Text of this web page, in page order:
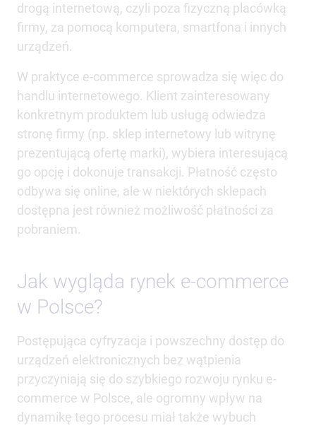
drogą internetową, czyli poza fizyczną placówką
firmy, za pomocą komputera, smartfona i innych
urządzeń.
W praktyce e-commerce sprowadza się więc do
handlu internetowego. Klient zainteresowany
konkretnym produktem lub usługą odwiedza
stronę firmy (np. sklep internetowy lub witrynę
prezentującą ofertę marki), wybiera interesującą
go opcję i dokonuje transakcji. Płatność często
odbywa się online, ale w niektórych sklepach
dostępna jest również możliwość płatności za
pobraniem.
Jak wygląda rynek e-commerce
w Polsce?
Postępująca cyfryzacja i powszechny dostęp do
urządzeń elektronicznych bez wątpienia
przyczyniają się do szybkiego rozwoju rynku e-
commerce w Polsce, ale ogromny wpływ na
dynamikę tego procesu miał także wybuch